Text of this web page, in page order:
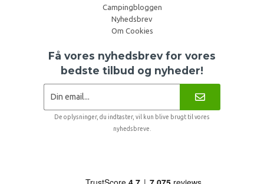
Campingbloggen
Nyhedsbrev
Om Cookies
Få vores nyhedsbrev for vores
bedste tilbud og nyheder!
De oplysninger, du indtaster, vil kun blive brugt til vores
nyhedsbreve.